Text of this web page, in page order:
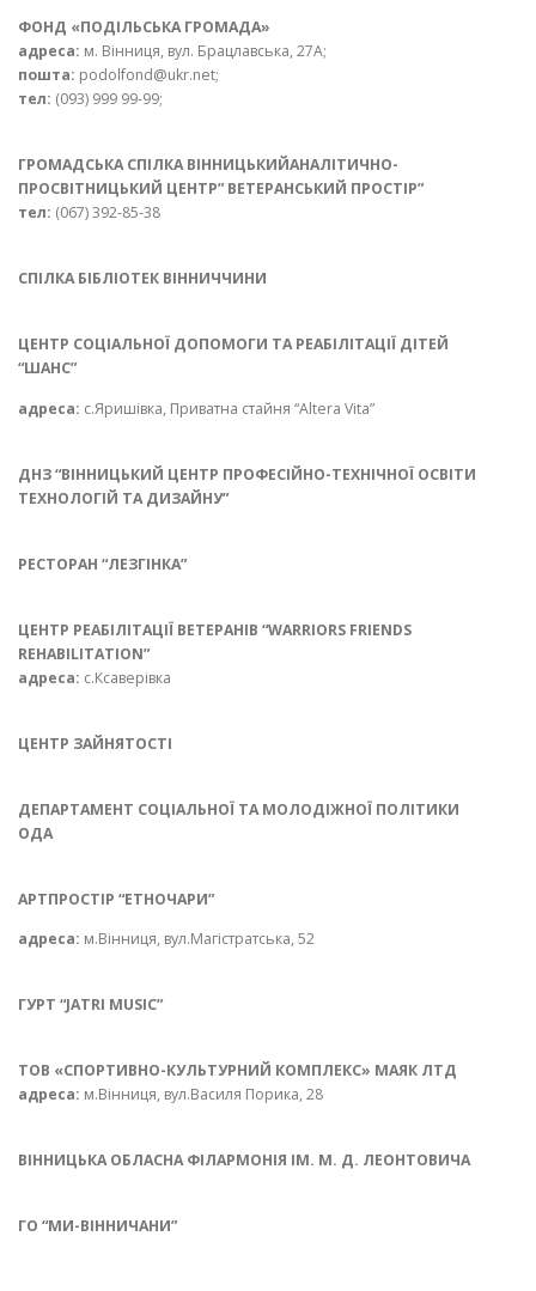
ФОНД «ПОДІЛЬСЬКА ГРОМАДА»
адреса: м. Вінниця, вул. Брацлавська, 27A;
пошта: podolfond@ukr.net;
тел: (093) 999 99-99;
ГРОМАДСЬКА СПІЛКА ВІННИЦЬКИЙАНАЛІТИЧНО-
ПРОСВІТНИЦЬКИЙ ЦЕНТР” ВЕТЕРАНСЬКИЙ ПРОСТІР”
тел: (067) 392-85-38
СПІЛКА БІБЛІОТЕК ВІННИЧЧИНИ
ЦЕНТР СОЦІАЛЬНОЇ ДОПОМОГИ ТА РЕАБІЛІТАЦІЇ ДІТЕЙ
“ШАНС”
адреса: с.Яришівка, Приватна стайня “Altera Vita”
ДНЗ “ВІННИЦЬКИЙ ЦЕНТР ПРОФЕСІЙНО-ТЕХНІЧНОЇ ОСВІТИ
ТЕХНОЛОГІЙ ТА ДИЗАЙНУ”
РЕСТОРАН “ЛЕЗГІНКА”
ЦЕНТР РЕАБІЛІТАЦІЇ ВЕТЕРАНІВ “WARRIORS FRIENDS
REHABILITATION”
адреса: с.Ксаверівка
ЦЕНТР ЗАЙНЯТОСТІ
ДЕПАРТАМЕНТ СОЦІАЛЬНОЇ ТА МОЛОДІЖНОЇ ПОЛІТИКИ
ОДА
АРТПРОСТІР “ЕТНОЧАРИ”
адреса: м.Вінниця, вул.Магістратська, 52
ГУРТ “JATRI MUSIC”
ТОВ «СПОРТИВНО-КУЛЬТУРНИЙ КОМПЛЕКС» МАЯК ЛТД
адреса: м.Вінниця, вул.Василя Порика, 28
ВІННИЦЬКА ОБЛАСНА ФІЛАРМОНІЯ ІМ. М. Д. ЛЕОНТОВИЧА
ГО “МИ-ВІННИЧАНИ”